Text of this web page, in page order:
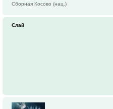
Сборная Косово (нац.)
Слай